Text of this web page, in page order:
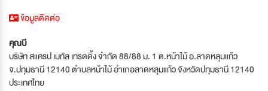
ข้อมูลติดต่อ
คุณบี
บริษัท สแครป เมทัล เทรดดิ้ง จำกัด 88/88 ม. 1 ต.หน้าไม้ อ.ลาดหลุมแก้ว
จ.ปทุมธานี 12140 ตำบลหน้าไม้ อำเภอลาดหลุมแก้ว จังหวัดปทุมธานี 12140
ประเทศไทย